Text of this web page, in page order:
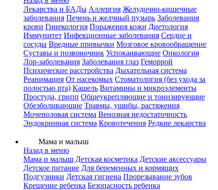
Лекарства и БАДы Аллергия Желудочно-кишечные
заболевания Печень и желчный пузырь Заболевания
крови Гинекология Поражения кожи Диетология
Иммунитет Инфекционные заболевания Сердце и
сосуды Вредные привычки Мозговое кровообращение
Суставы и позвоночник Успокаивающие Онкология
Лор-заболевания Заболевания глаз Геморрой
Психические расстройства Дыхательная система
Реанимация От насекомых Стоматология (без ухода за
полостью рта) Кашель Витамины и микроэлементы
Простуда, грипп Общеукрепляющие и тонизирующие
Обезболивающие Травмы, ушибы, растяжения
Мочеполовая система Венозная недостаточность
Эндокринная система Кровотечения Редкие лекарства
Мама и малыш
Назад в меню
Мама и малыш Детская косметика Детские аксессуары
Детское питание Для беременных и кормящих
Подгузники Детская гигиена Прорезывание зубов
Крещение ребенка Безопасность ребенка